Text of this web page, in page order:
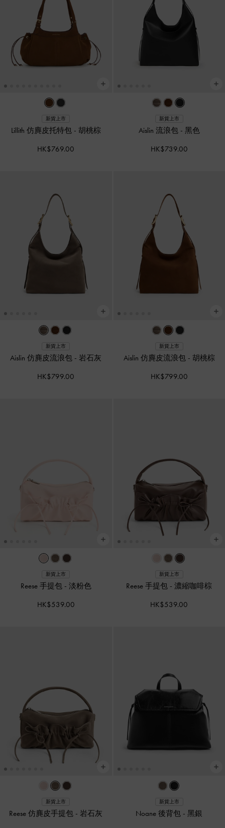
新貨上市
Lillith 仿麂皮托特包 - 胡桃棕
HK$769.00
新貨上市
Aislin 流浪包 - 黑色
HK$739.00
新貨上市
Aislin 仿麂皮流浪包 -岩石灰
HK$799.00
新貨上市
Aislin 仿麂皮流浪包 - 胡桃棕
HK$799.00
新貨上市
Reese 手提包 - 淡粉色
HK$539.00
新貨上市
Reese 手提包 -濃縮咖啡棕
HK$539.00
新貨上市
Reese 仿麂皮手提包 -岩石灰
新貨上市
Noane 後背包 -黑銀